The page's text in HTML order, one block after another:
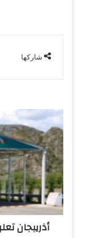
شاركها
ذ
ر
ي
ب
ج
ا
ن
ت
أذريبجان